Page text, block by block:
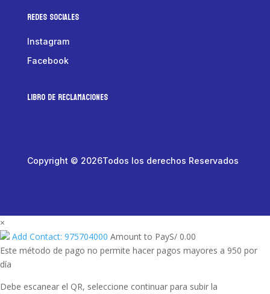
Redes Sociales
Instagram
Facebook
LIBRO DE RECLAMACIONES
Copyright © 2026Todos los derechos Reservados
×
Add Contact: 975704000 Amount to PayS/ 0.00
Este método de pago no permite hacer pagos mayores a 950 por
día
Debe escanear el QR, seleccione continuar para subir la